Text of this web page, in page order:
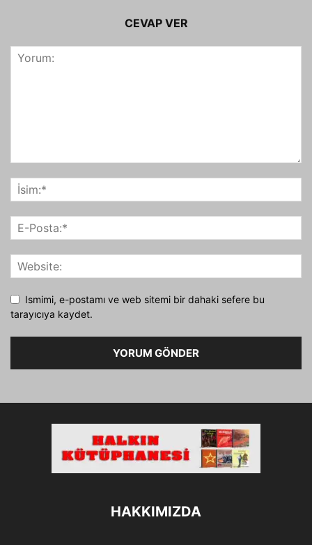
CEVAP VER
Ismimi, e-postamı ve web sitemi bir dahaki sefere bu
tarayıcıya kaydet.
HAKKIMIZDA